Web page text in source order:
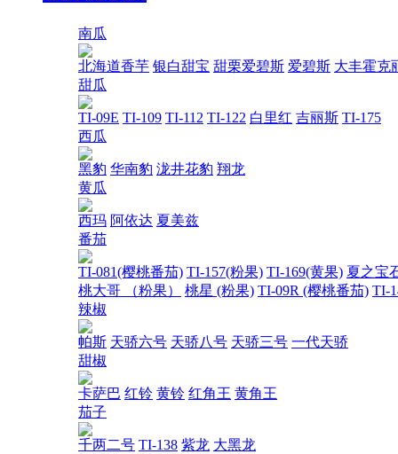
南瓜
北海道香芋 银白甜宝 甜栗爱碧斯 爱碧斯 大丰霍克
甜瓜
TI-09E TI-109 TI-112 TI-122 白里红 吉丽斯 TI-175
西瓜
黑豹 华南豹 泷井花豹 翔龙
黄瓜
西玛 阿依达 夏美兹
番茄
TI-081(樱桃番茄) TI-157(粉果) TI-169(黄果) 夏之宝
桃大哥 （粉果）
桃星 (粉果) TI-09R (樱桃番茄) TI-
辣椒
帕斯 天骄六号 天骄八号 天骄三号 一代天骄
甜椒
卡萨巴 红铃 黄铃 红角王 黄角王
茄子
千两二号 TI-138 紫龙 大黑龙